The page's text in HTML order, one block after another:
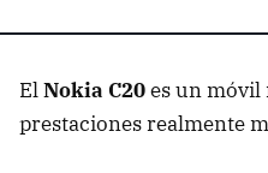
ElNokia C20es un móvil
prestaciones realmente